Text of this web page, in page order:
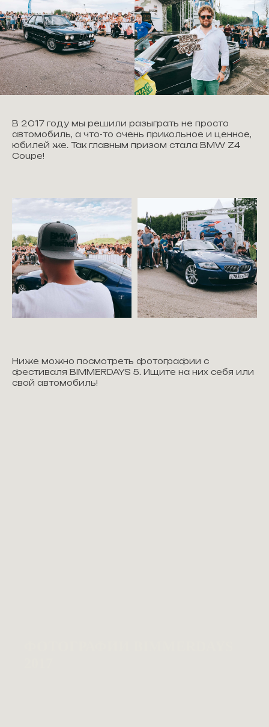
В 2017 году мы решили разыграть не просто
автомобиль, а что-то очень прикольное и ценное,
юбилей же. Так главным призом стала BMW Z4
Coupe!
Ниже можно посмотреть фотографии с
фестиваля BIMMERDAYS 5. Ищите на них себя или
свой автомобиль!